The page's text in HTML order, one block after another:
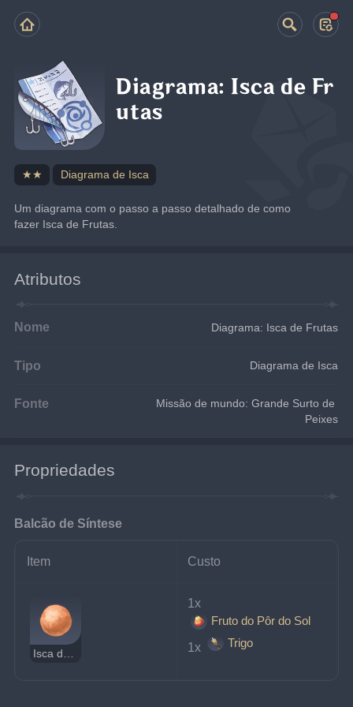
Diagrama: Isca de Fr
utas
★★ Diagrama de Isca
Um diagrama com o passo a passo detalhado de como
fazer Isca de Frutas.
Atributos
Nome Diagrama: Isca de Frutas
Tipo Diagrama de Isca
Fonte
Missão de mundo: Grande Surto de
Peixes
Propriedades
Balcão de Síntese
Item Custo
1x
Fruto do Pôr do Sol
1x
Trigo